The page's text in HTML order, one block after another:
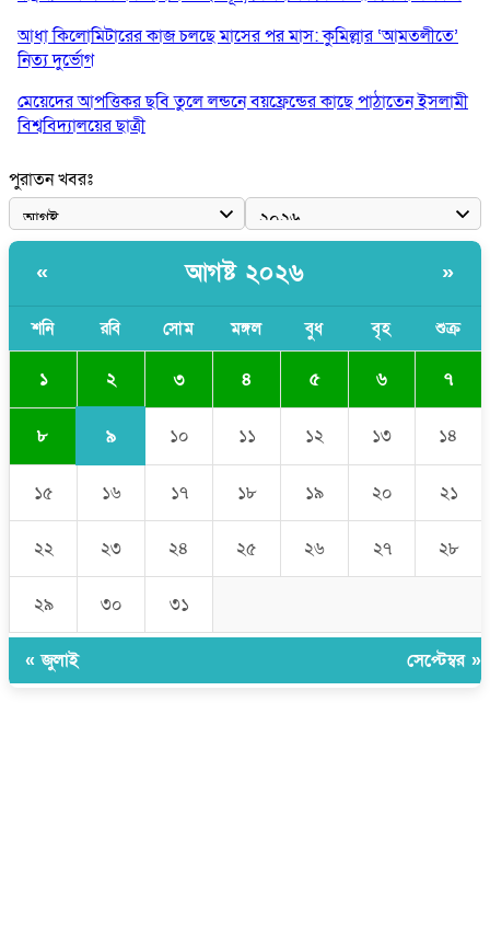
আধা কিলোমিটারের কাজ চলছে মাসের পর মাস: কুমিল্লার ‘আমতলীতে’
নিত্য দুর্ভোগ
মেয়েদের আপত্তিকর ছবি তুলে লন্ডনে বয়ফ্রেন্ডের কাছে পাঠাতেন ইসলামী
বিশ্ববিদ্যালয়ের ছাত্রী
পুলিশকে পিটিয়ে রক্তাক্ত করেছি এ দৃশ্য কি আপনারা দেখেননি: এনসিপি
নেতা
পাঁচ দেশি মাছে মিলল মাইক্রোপ্লাস্টিক, সবচেয়ে বেশি কই মাছে
বাংলাদেশী কর্মীদের আকামা নিয়ে বড় সুখবর দিলো সৌদি সরকার
ভারতের পূর্ব সীমান্তে এখন ‘আরেকটি পাকিস্তান’ গড়ে উঠেছে: সজীব
ওয়াজেদ জয়
পুরাতন খবরঃ
« আগষ্ট ২০২৬ »
শনি রবি সোম মঙ্গল বুধ বৃহ শুক্র
১ ২ ৩ ৪ ৫ ৬ ৭
৮ ৯ ১০ ১১ ১২ ১৩ ১৪
১৫ ১৬ ১৭ ১৮ ১৯ ২০ ২১
২২ ২৩ ২৪ ২৫ ২৬ ২৭ ২৮
২৯ ৩০ ৩১
« জুলাই সেপ্টেম্বর »